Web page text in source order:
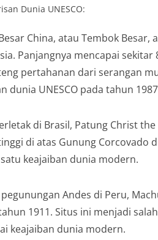
Dunia UNESCO:
China, atau Tembok
Panjangnya mencapai sekitar
pertahanan dari serangan
dunia UNESCO pada tahun
di Brasil, Patung Christ
di atas Gunung Corcovado
keajaiban dunia modern.
Andes di Peru,
1911. Situs ini menjadi
keajaiban dunia modern.